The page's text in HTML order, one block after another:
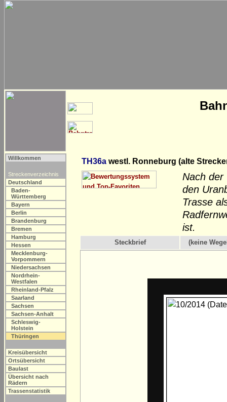
Willkommen
Streckenverzeichnis
Deutschland
Baden-
Württemberg
Bayern
Berlin
Brandenburg
Bremen
Hamburg
Hessen
Mecklenburg-
Vorpommern
Niedersachsen
Nordrhein-
Westfalen
Rheinland-Pfalz
Saarland
Sachsen
Sachsen-Anhalt
Schleswig-
Holstein
Thüringen
Kreisübersicht
Ortsübersicht
Baulast
Übersicht nach
Rädern
Trassenstatistik
TH36a westl. Ronneburg (alte
Nach der
den
Trasse
ist.
Steckbrief (keine